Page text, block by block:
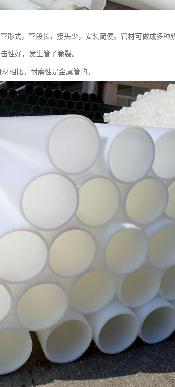
形式，管段长，接头少，安装简便。管材可做成多
性好，发生管子脆裂。
相比。耐磨性是金属管的。